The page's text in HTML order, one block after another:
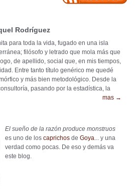
Rodríguez
para toda la vida, fugado en una isla
filósofo y letrado que mola más que
de apellido, social que, en mis tiempos,
Entre tanto título genérico me quedé
y más bien metodológico. Desde la
pasando por la estadística, la
mas →
El sueño de la razón produce monstruos
es uno de los caprichos de Goya... y una
verdad como pocas. De eso y demás va
este blog.